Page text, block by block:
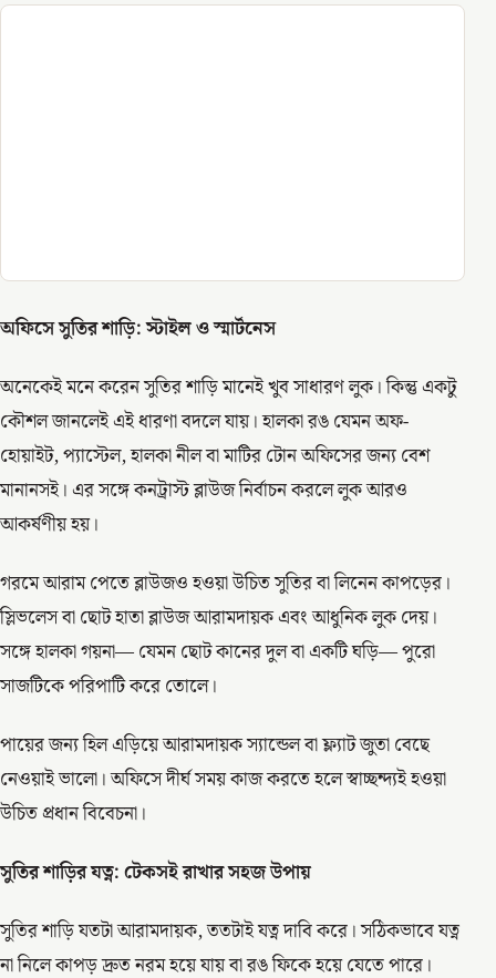
অফিসে সুতির শাড়ি: স্টাইল ও স্মার্টনেস
অনেকেই মনে করেন সুতির শাড়ি মানেই খুব সাধারণ লুক। কিন্তু একটু
কৌশল জানলেই এই ধারণা বদলে যায়। হালকা রঙ যেমন অফ-
হোয়াইট, প্যাস্টেল, হালকা নীল বা মাটির টোন অফিসের জন্য বেশ
মানানসই। এর সঙ্গে কনট্রাস্ট ব্লাউজ নির্বাচন করলে লুক আরও
আকর্ষণীয় হয়।
গরমে আরাম পেতে ব্লাউজও হওয়া উচিত সুতির বা লিনেন কাপড়ের।
স্লিভলেস বা ছোট হাতা ব্লাউজ আরামদায়ক এবং আধুনিক লুক দেয়।
সঙ্গে হালকা গয়না— যেমন ছোট কানের দুল বা একটি ঘড়ি— পুরো
সাজটিকে পরিপাটি করে তোলে।
পায়ের জন্য হিল এড়িয়ে আরামদায়ক স্যান্ডেল বা ফ্ল্যাট জুতা বেছে
নেওয়াই ভালো। অফিসে দীর্ঘ সময় কাজ করতে হলে স্বাচ্ছন্দ্যই হওয়া
উচিত প্রধান বিবেচনা।
সুতির শাড়ির যত্ন: টেকসই রাখার সহজ উপায়
সুতির শাড়ি যতটা আরামদায়ক, ততটাই যত্ন দাবি করে। সঠিকভাবে যত্ন
না নিলে কাপড় দ্রুত নরম হয়ে যায় বা রঙ ফিকে হয়ে যেতে পারে।